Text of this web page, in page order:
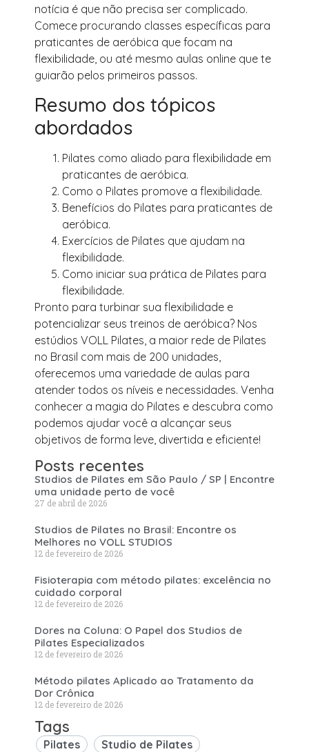
notícia é que não precisa ser complicado.
Comece procurando classes específicas para
praticantes de aeróbica que focam na
flexibilidade, ou até mesmo aulas online que te
guiarão pelos primeiros passos.
Resumo dos tópicos
abordados
Pilates como aliado para flexibilidade em
praticantes de aeróbica.
Como o Pilates promove a flexibilidade.
Benefícios do Pilates para praticantes de
aeróbica.
Exercícios de Pilates que ajudam na
flexibilidade.
Como iniciar sua prática de Pilates para
flexibilidade.
Pronto para turbinar sua flexibilidade e
potencializar seus treinos de aeróbica? Nos
estúdios VOLL Pilates, a maior rede de Pilates
no Brasil com mais de 200 unidades,
oferecemos uma variedade de aulas para
atender todos os níveis e necessidades. Venha
conhecer a magia do Pilates e descubra como
podemos ajudar você a alcançar seus
objetivos de forma leve, divertida e eficiente!
Posts recentes
Studios de Pilates em São Paulo / SP | Encontre
uma unidade perto de você
27 de abril de 2026
Studios de Pilates no Brasil: Encontre os
Melhores no VOLL STUDIOS
12 de fevereiro de 2026
Fisioterapia com método pilates: excelência no
cuidado corporal
12 de fevereiro de 2026
Dores na Coluna: O Papel dos Studios de
Pilates Especializados
12 de fevereiro de 2026
Método pilates Aplicado ao Tratamento da
Dor Crônica
12 de fevereiro de 2026
Tags
Pilates
Studio de Pilates